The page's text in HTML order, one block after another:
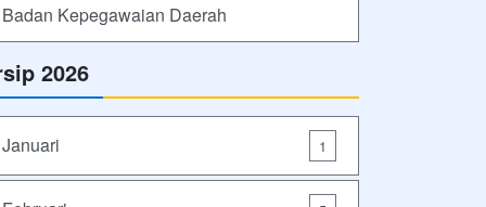
Badan Kepegawaian Daerah
2026
Januari 1